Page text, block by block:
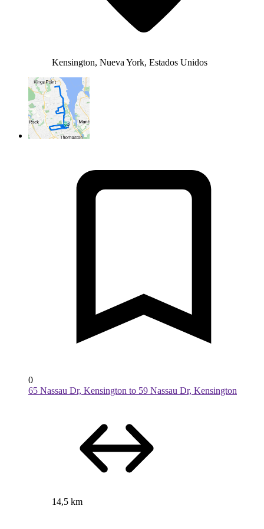
Kensington, Nueva York, Estados Unidos
0
65 Nassau Dr, Kensington to 59 Nassau Dr, Kensington
14,5 km